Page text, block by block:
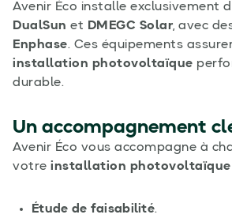
Avenir Éco installe exclusivement
DualSun et DMEGC Solar, avec
Enphase. Ces équipements
installation photovoltaïque
durable.
Un accompagnement
Avenir Éco vous accompagne à
votre installation photovoltaïque
Étude de faisabilité.